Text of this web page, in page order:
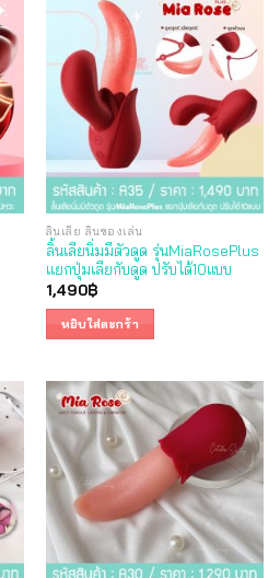
ลิ้นเลีย ลิ้นของเล่น
ลิ้นเลียนิ่มมีตัวดูด รุ่นMiaRosePlus
แยกปุ่มเลียกับดูด ปรับได้10แบบ
1,490฿
หยิบใส่ตะกร้า